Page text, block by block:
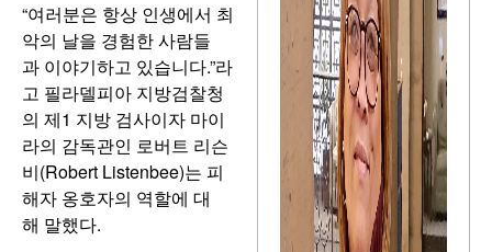
“여러분은 항상 인생에서 최
악의 날을 경험한 사람들
과 이야기하고 있습니다.”라
고 필라델피아 지방검찰청
의 제1 지방 검사이자 마이
라의 감독관인 로버트 리슨
비(Robert Listenbee)는 피
해자 옹호자의 역할에 대
해 말했다.